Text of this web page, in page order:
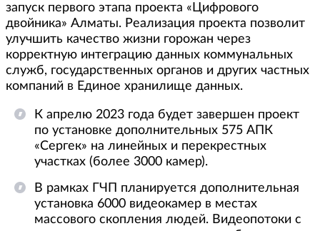
запуск первого этапа проекта «Цифрового
двойника» Алматы. Реализация проекта позволит
улучшить качество жизни горожан через
корректную интеграцию данных коммунальных
служб, государственных органов и других частных
компаний в Единое хранилище данных.
К апрелю 2023 года будет завершен проект
по установке дополнительных 575 АПК
«Сергек» на линейных и перекрестных
участках (более 3000 камер).
В рамках ГЧП планируется дополнительная
установка 6000 видеокамер в местах
массового скопления людей. Видеопотоки с